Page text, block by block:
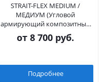
STRAIT-FLEX MEDIUM /
МЕДИУМ (Угловой
армирующий композитный
профиль в рулоне, 57 мм)
от 8 700 руб.
Подробнее